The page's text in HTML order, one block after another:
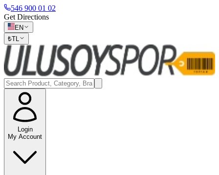
546 900 01 02
Get Directions
EN
₺TL
Login
My Account